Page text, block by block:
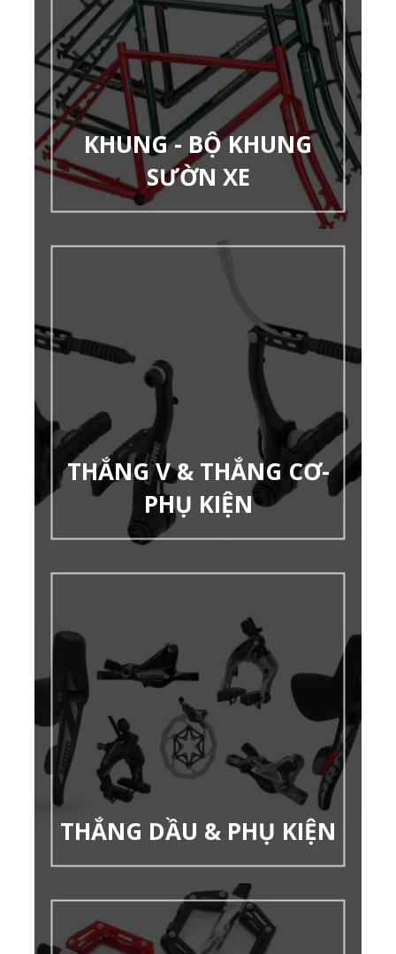
KHUNG - BỘ KHUNG
SƯỜN XE
THẮNG V & THẮNG CƠ-
PHỤ KIỆN
THẮNG DẦU & PHỤ KIỆN